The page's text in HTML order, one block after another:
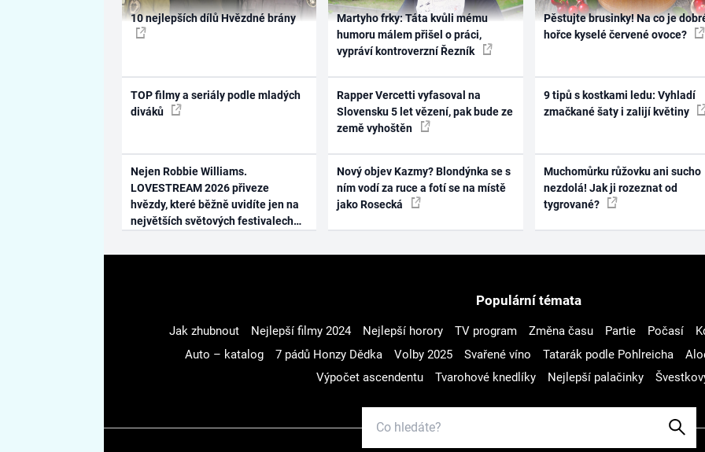
10 nejlepších dílů Hvězdné brány
TOP filmy a seriály podle mladých
diváků
Nejen Robbie Williams.
LOVESTREAM 2026 přiveze
hvězdy, které běžně uvidíte jen na
největších světových festivalech
Martyho frky: Táta kvůli mému
humoru málem přišel o práci,
vypráví kontroverzní Řezník
Rapper Vercetti vyfasoval na
Slovensku 5 let vězení, pak bude ze
země vyhoštěn
Nový objev Kazmy? Blondýnka se s
ním vodí za ruce a fotí se na místě
jako Rosecká
Pěstujte brusinky! Na co je
hořce kyselé červené ovoce?
9 tipů s kostkami ledu: Vyhladí
zmačkané šaty i zalijí květiny
Muchomůrku růžovku ani sucho
nezdolá! Jak ji rozeznat od
tygrované?
Populární témata
Jak zhubnout Nejlepší filmy 2024 Nejlepší horory TV program Změna času Partie Počasí
Auto – katalog
7 pádů Honzy Dědka Volby 2025 Svařené víno Tatarák podle Pohlreicha
Výpočet ascendentu
Tvarohové knedlíky Nejlepší palačinky